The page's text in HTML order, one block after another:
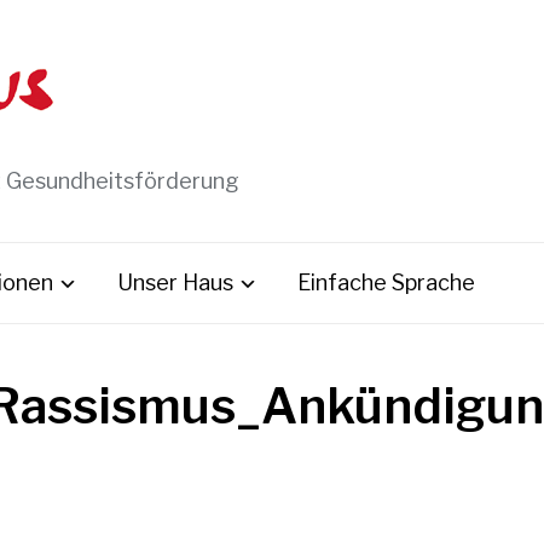
Unser Haus Einfache Sprache